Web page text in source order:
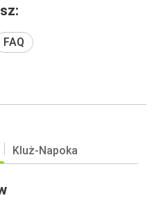
FAQ
Kluż-Napoka